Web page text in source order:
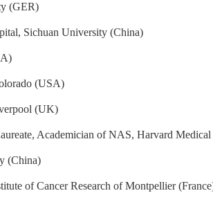
(GER)
Sichuan University (China)
(USA)
(UK)
Academician of NAS, Harvard
(China)
of Cancer Research of Montpellier